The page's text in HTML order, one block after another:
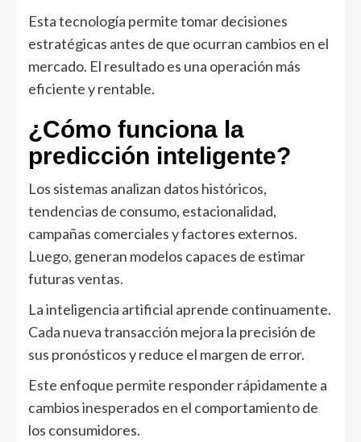
Esta tecnología permite tomar decisiones
estratégicas antes de que ocurran cambios en el
mercado. El resultado es una operación más
eficiente y rentable.
¿Cómo funciona la
predicción inteligente?
Los sistemas analizan datos históricos,
tendencias de consumo, estacionalidad,
campañas comerciales y factores externos.
Luego, generan modelos capaces de estimar
futuras ventas.
La inteligencia artificial aprende continuamente.
Cada nueva transacción mejora la precisión de
sus pronósticos y reduce el margen de error.
Este enfoque permite responder rápidamente a
cambios inesperados en el comportamiento de
los consumidores.